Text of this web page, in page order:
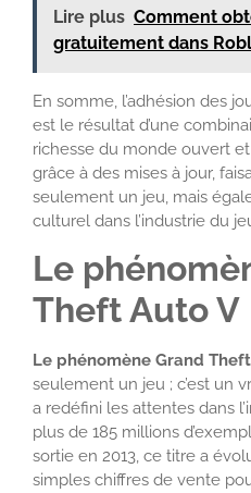
Lire plus Comment
gratuitement dans
En somme, l’adhésion des
est le résultat d’une
richesse du monde ouvert
grâce à des mises à jour,
seulement un jeu, mais
culturel dans l’industrie du
Le
Theft Auto V
Le phénomène Grand
seulement un jeu ; c’est un
a redéfini les attentes dans
plus de 185 millions
sortie en 2013, ce titre a
simples chiffres de vente